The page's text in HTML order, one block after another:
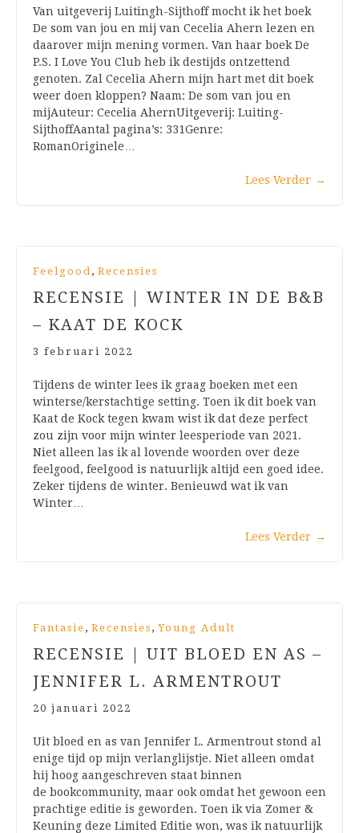
Van uitgeverij Luitingh-Sijthoff mocht ik het boek
De som van jou en mij van Cecelia Ahern lezen en
daarover mijn mening vormen. Van haar boek De
P.S. I Love You Club heb ik destijds ontzettend
genoten. Zal Cecelia Ahern mijn hart met dit boek
weer doen kloppen? Naam: De som van jou en
mijAuteur: Cecelia AhernUitgeverij: Luiting-
SijthoffAantal pagina’s: 331Genre:
RomanOriginele…
Lees Verder →
Feelgood, Recensies
RECENSIE | WINTER IN DE B&B
– KAAT DE KOCK
3 februari 2022
Tijdens de winter lees ik graag boeken met een
winterse/kerstachtige setting. Toen ik dit boek van
Kaat de Kock tegen kwam wist ik dat deze perfect
zou zijn voor mijn winter leesperiode van 2021.
Niet alleen las ik al lovende woorden over deze
feelgood, feelgood is natuurlijk altijd een goed idee.
Zeker tijdens de winter. Benieuwd wat ik van
Winter…
Lees Verder →
Fantasie , Recensies , Young Adult
RECENSIE | UIT BLOED EN AS –
JENNIFER L. ARMENTROUT
20 januari 2022
Uit bloed en as van Jennifer L. Armentrout stond al
enige tijd op mijn verlanglijstje. Niet alleen omdat
hij hoog aangeschreven staat binnen
de bookcommunity, maar ook omdat het gewoon een
prachtige editie is geworden. Toen ik via Zomer &
Keuning deze Limited Editie won, was ik natuurlijk